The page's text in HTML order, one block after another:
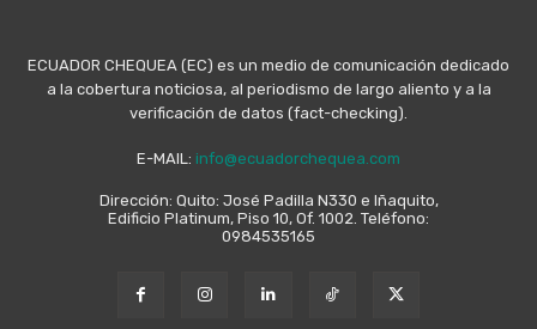
ECUADOR CHEQUEA (EC) es un medio de comunicación dedicado
a la cobertura noticiosa, al periodismo de largo aliento y a la
verificación de datos (fact-checking).
E-MAIL: info@ecuadorchequea.com
Dirección: Quito: José Padilla N330 e Iñaquito,
Edificio Platinum, Piso 10, Of. 1002. Teléfono:
0984535165